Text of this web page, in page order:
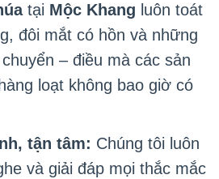
tại Mộc Khang luôn toát
đôi mắt có hồn và những
– điều mà các sản
loạt không bao giờ có
tận tâm: Chúng tôi luôn
và giải đáp mọi thắc mắc